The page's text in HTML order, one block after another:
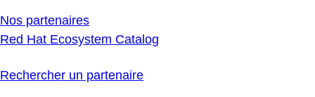
Nos partenaires
Red Hat Ecosystem Catalog
Rechercher un partenaire